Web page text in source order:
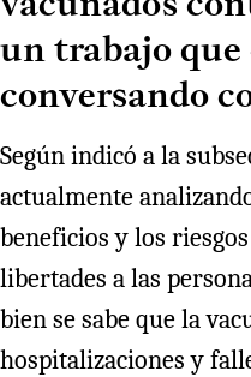
un trabajo que
conversando
Según indicó a la
actualmente
beneficios y los
libertades a las
bien se sabe que la
hospitalizaciones y